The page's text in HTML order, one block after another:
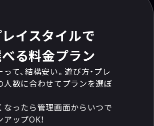
イスタイルで
る料金プラン
て、結構安い。遊び方・プレ
人数に合わせてプランを選ぼ
なったら管理画面からいつで
ップOK！